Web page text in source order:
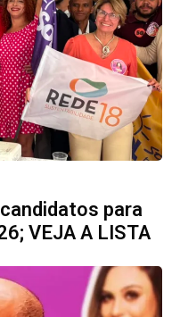
para
VEJA A LISTA